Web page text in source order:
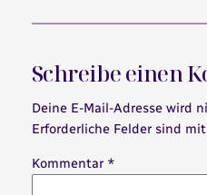
Schreibe einen
Deine E-Mail-Adresse wird
Erforderliche Felder sind mit
Kommentar *